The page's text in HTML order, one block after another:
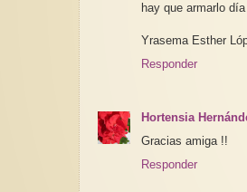
hay que armarlo
Yrasema Esther
Responder
Hortensia
Gracias amiga !!
Responder